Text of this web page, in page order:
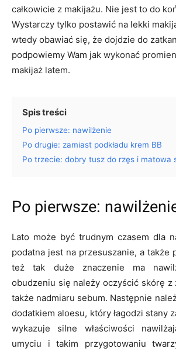
całkowicie z makijażu. Nie jest to do
Wystarczy tylko postawić na lekki
wtedy obawiać się, że dojdzie do
podpowiemy Wam jak wykonać
makijaż latem.
Spis treści
Po pierwsze: nawilżenie
Po drugie: zamiast podkładu krem BB
Po trzecie: dobry tusz do rzęs i matowa
Po pierwsze:
Lato może być trudnym czasem dla
podatna jest na przesuszanie, a także
też tak duże znaczenie ma
obudzeniu się należy oczyścić skórę z
także nadmiaru sebum. Następnie
dodatkiem aloesu, który łagodzi stany
wykazuje silne właściwości
umyciu i takim przygotowaniu